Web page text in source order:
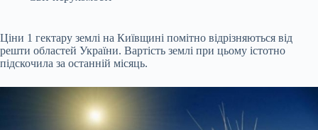
Ціни 1 гектару землі на Київщині помітно відрізняються від
решти областей України. Вартість землі при цьому істотно
підскочила за останній місяць.